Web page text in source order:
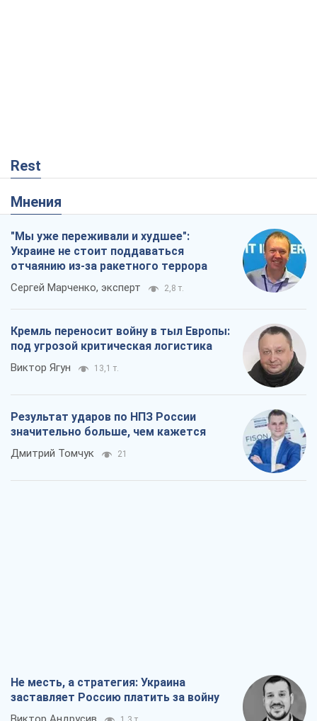
Rest
Мнения
"Мы уже переживали и худшее":
Украине не стоит поддаваться
отчаянию из-за ракетного террора
Сергей Марченко, эксперт 2,8 т.
Кремль переносит войну в тыл Европы:
под угрозой критическая логистика
Виктор Ягун 13,1 т.
Результат ударов по НПЗ России
значительно больше, чем кажется
Дмитрий Томчук 21
Не месть, а стратегия: Украина
заставляет Россию платить за войну